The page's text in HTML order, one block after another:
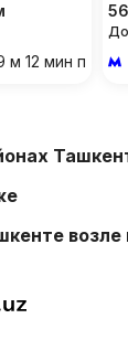
м 12 мин
возле